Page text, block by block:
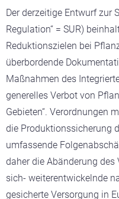
Der derzeitige Entwurf zur
Regulation“ = SUR)
Reduktionszielen bei
überbordende
Maßnahmen des
generelles Verbot von
Gebieten“. Verordnungen
die Produktionssicherung
umfassende
daher die Abänderung
sich- weiterentwickelnde
gesicherte Versorgung in